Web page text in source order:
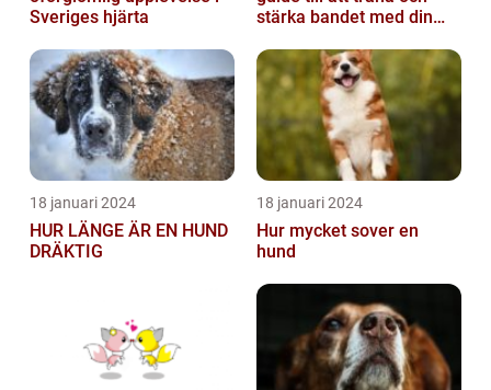
Sveriges hjärta
stärka bandet med din
18 januari 2024
HUR LÄNGE ÄR EN HUND
DRÄKTIG
18 januari 2024
Hur mycket sover en
hund